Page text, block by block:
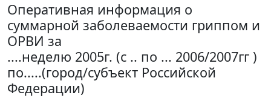
Оперативная информация о
суммарной заболеваемости гриппом и
ОРВИ за
....неделю 2005г. (с .. по ... 2006/2007гг )
по.....(город/субъект Российской
Федерации)